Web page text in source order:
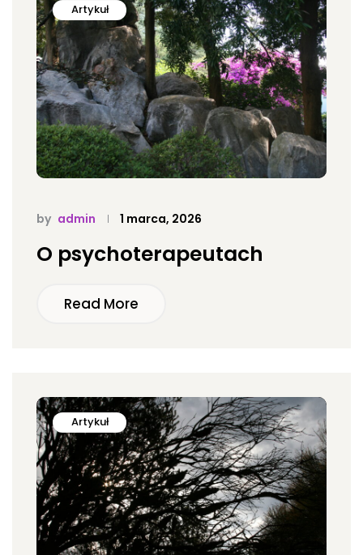
Artykuł
by admin 1 marca, 2026
O psychoterapeutach
Read More
Artykuł